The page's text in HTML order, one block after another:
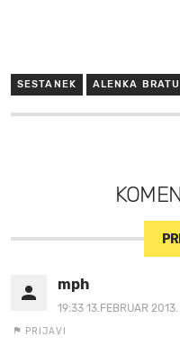
SESTANEK ALENKA
mph
19:33 13.FEBRUAR 2013.
PRIJAVI